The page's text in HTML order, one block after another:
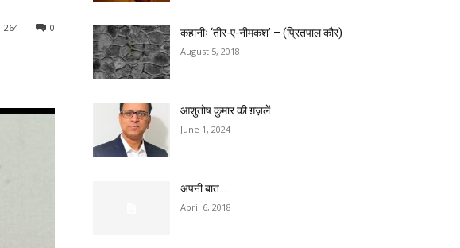
0
264 कहानीः ‘तीर-ए-नीमकश’ – (प्रितपाल कौर)
August 5, 2018
आशुतोष कुमार की ग़ज़लें
June 1, 2024
अपनी बात……
April 6, 2018